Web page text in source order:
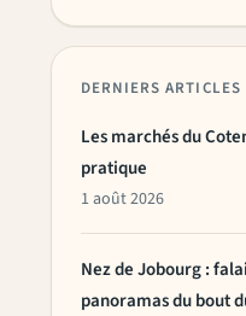
DERNIERS ARTICLES
Les marchés du
pratique
1 août 2026
Nez de Jobourg :
panoramas du bout